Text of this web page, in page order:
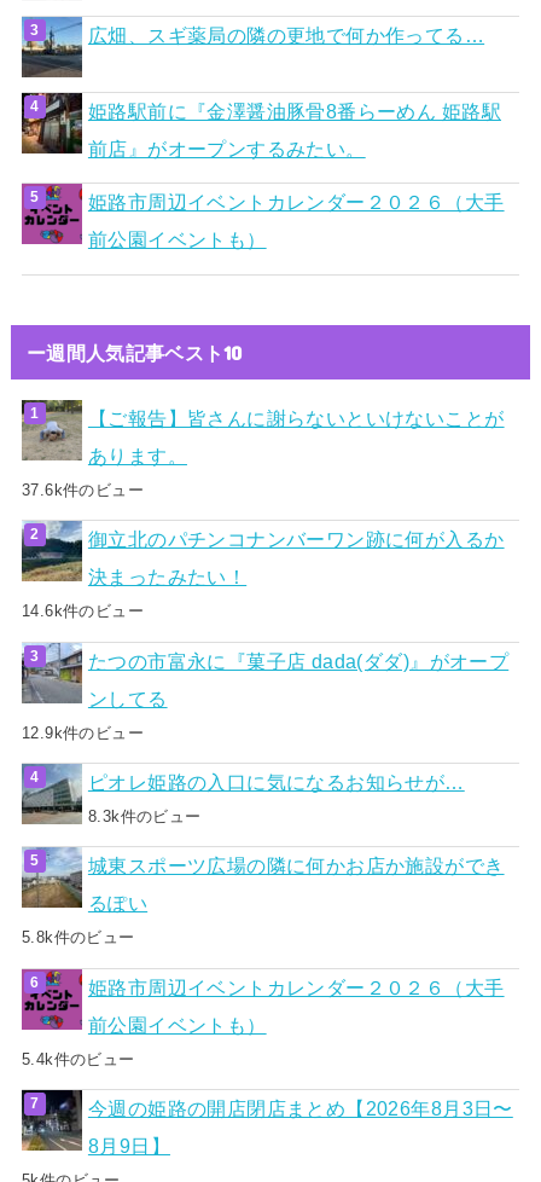
広畑、スギ薬局の隣の更地で何か作ってる…
姫路駅前に『金澤醤油豚骨8番らーめん 姫路駅
前店』がオープンするみたい。
姫路市周辺イベントカレンダー２０２６（大手
前公園イベントも）
ー週間人気記事ベスト10
【ご報告】皆さんに謝らないといけないことが
あります。
37.6k件のビュー
御立北のパチンコナンバーワン跡に何が入るか
決まったみたい！
14.6k件のビュー
たつの市富永に『菓子店 dada(ダダ)』がオープ
ンしてる
12.9k件のビュー
ピオレ姫路の入口に気になるお知らせが…
8.3k件のビュー
城東スポーツ広場の隣に何かお店か施設ができ
るぽい
5.8k件のビュー
姫路市周辺イベントカレンダー２０２６（大手
前公園イベントも）
5.4k件のビュー
今週の姫路の開店閉店まとめ【2026年8月3日〜
8月9日】